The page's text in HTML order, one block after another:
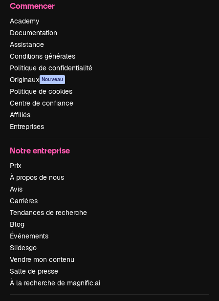
Commencer
Academy
Documentation
Assistance
Conditions générales
Politique de confidentialité
Originaux Nouveau
Politique de cookies
Centre de confiance
Affiliés
Entreprises
Notre entreprise
Prix
À propos de nous
Avis
Carrières
Tendances de recherche
Blog
Événements
Slidesgo
Vendre mon contenu
Salle de presse
À la recherche de magnific.ai